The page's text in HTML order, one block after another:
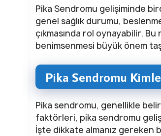
Pika Sendromu gelişiminde
genel sağlık durumu,
çıkmasında rol oynayabilir.
benimsenmesi büyük önem
Pika Sendromu
Pika sendromu, genellikle
faktörleri, pika sendromu
İşte dikkate almanız gereken